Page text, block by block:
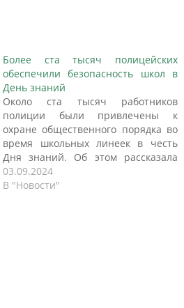
Более ста тысяч полицейских
обеспечили безопасность школ в
День знаний
Около ста тысяч работников
полиции были привлечены к
охране общественного порядка во
время школьных линеек в честь
Дня знаний. Об этом рассказала
официальный представитель
Министерства внутренних дел
03.09.2024
В "Новости"